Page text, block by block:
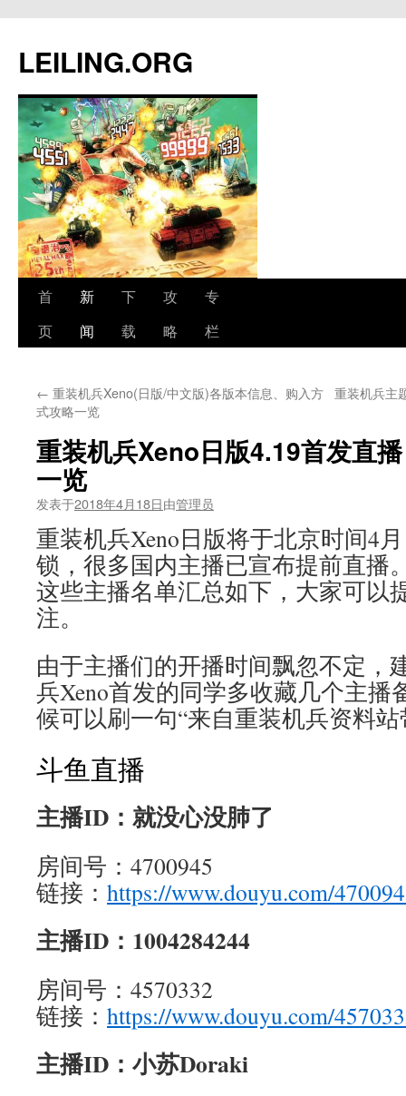
文
LEILING.ORG
首
页
新
闻
下
载
攻
略
专
栏
← 重装机兵Xeno(日版/中文版)各版本信息、购入方
式攻略一览
重装机兵主
重装机兵Xeno日版4.19首发直
一览
发表于2018年4月18日由管理员
重装机兵Xeno日版将于北京时间4
锁，很多国内主播已宣布提前直播
这些主播名单汇总如下，大家可以
注。
由于主播们的开播时间飘忽不定，
兵Xeno首发的同学多收藏几个主播
候可以刷一句“来自重装机兵资料站
斗鱼直播
主播ID：就没心没肺了
房间号：4700945
链接： https://www.douyu.com/
主播ID：1004284244
房间号：4570332
链接： https://www.douyu.com/
主播ID：小苏Doraki